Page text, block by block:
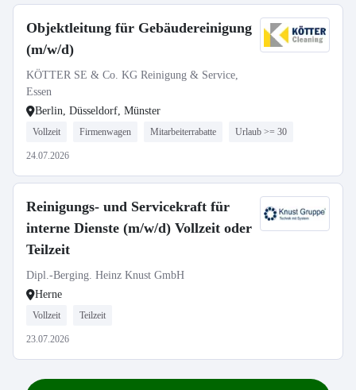
Objektleitung für Gebäudereinigung
(m/w/d)
KÖTTER SE & Co. KG Reinigung & Service,
Essen
Berlin, Düsseldorf, Münster
Vollzeit Firmenwagen Mitarbeiterrabatte Urlaub >= 30
24.07.2026
Reinigungs- und Servicekraft für
interne Dienste (m/w/d) Vollzeit oder
Teilzeit
Dipl.-Berging. Heinz Knust GmbH
Herne
Vollzeit Teilzeit
23.07.2026